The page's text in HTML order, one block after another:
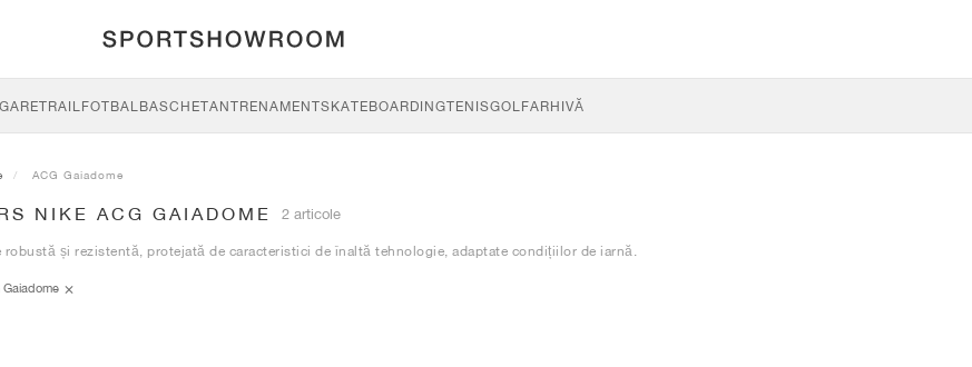
TRAILFOTBALBASCHETANTRENAMENTSKATEBOARDINGTENISGOLFARHIVĂ
ACG Gaiadome
NIKE ACG GAIADOME 2 articole
robustă și rezistentă, protejată de caracteristici de înaltă tehnologie, adaptate condițiilor de iarnă.
Gaiadome